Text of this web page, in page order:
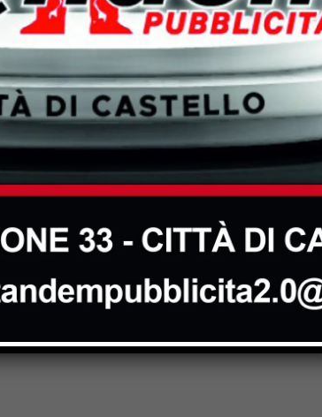
Zambri 100.
con gli studenti e con il
questo primo, difficile, anno di riforma
esterni. Davvero meritevoli, dunque, i
difficoltà con spirito critico e con il
competenze che la formazione
con strumenti adeguati e superare gli
article
di campana Lions Club Città